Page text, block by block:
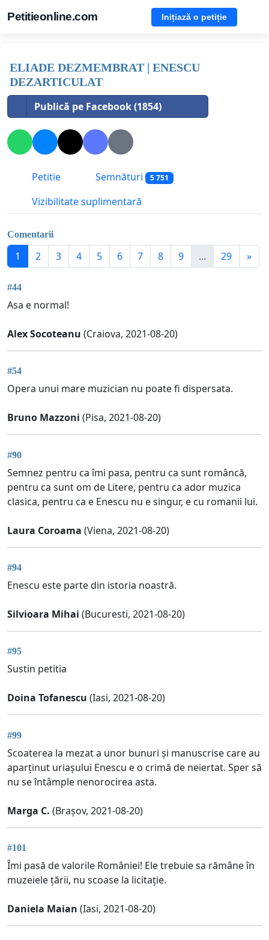
Petitieonline.com Inițiază o petiție
ELIADE DEZMEMBRAT | ENESCU
DEZARTICULAT
Publică pe Facebook (1854)
Petitie Semnături 5 751
Vizibilitate suplimentară
Comentarii
1 2 3 4 5 6 7 8 9 ... 29 »
#44
Asa e normal!
Alex Socoteanu (Craiova, 2021-08-20)
#54
Opera unui mare muzician nu poate fi dispersata.
Bruno Mazzoni (Pisa, 2021-08-20)
#90
Semnez pentru ca îmi pasa, pentru ca sunt româncă,
pentru ca sunt om de Litere, pentru ca ador muzica
clasica, pentru ca e Enescu nu e singur, e cu romanii lui.
Laura Coroama (Viena, 2021-08-20)
#94
Enescu este parte din istoria noastră.
Silvioara Mihai (Bucuresti, 2021-08-20)
#95
Sustin petitia
Doina Tofanescu (Iasi, 2021-08-20)
#99
Scoaterea la mezat a unor bunuri și manuscrise care au
aparținut uriașului Enescu e o crimă de neiertat. Sper să
nu se întâmple nenorocirea asta.
Marga C. (Brașov, 2021-08-20)
#101
Îmi pasă de valorile României! Ele trebuie sa rămâne în
muzeiele țării, nu scoase la licitație.
Daniela Maian (Iasi, 2021-08-20)